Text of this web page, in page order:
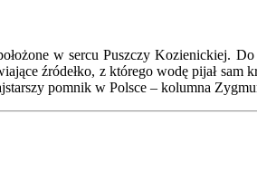
w sercu Puszczy Kozienickiej.
źródełko, z którego wodę pijał sam
pomnik w Polsce – kolumna